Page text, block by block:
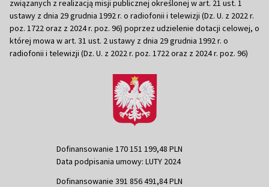
związanych z realizacją misji publicznej określonej w art. 21 ust. 1
ustawy z dnia 29 grudnia 1992 r. o radiofonii i telewizji (Dz. U. z 2022 r.
poz. 1722 oraz z 2024 r. poz. 96) poprzez udzielenie dotacji celowej, o
której mowa w art. 31 ust. 2 ustawy z dnia 29 grudnia 1992 r. o
radiofonii i telewizji (Dz. U. z 2022 r. poz. 1722 oraz z 2024 r. poz. 96)
Dofinansowanie 170 151 199,48 PLN
Data podpisania umowy: LUTY 2024
Dofinansowanie 391 856 491,84 PLN